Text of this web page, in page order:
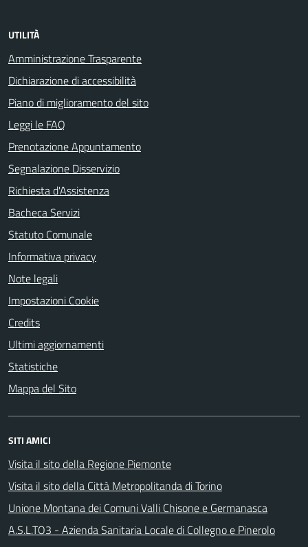
UTILITÀ
Amministrazione Trasparente
Dichiarazione di accessibilità
Piano di miglioramento del sito
Leggi le FAQ
Prenotazione Appuntamento
Segnalazione Disservizio
Richiesta d'Assistenza
Bacheca Servizi
Statuto Comunale
Informativa privacy
Note legali
Impostazioni Cookie
Credits
Ultimi aggiornamenti
Statistiche
Mappa del Sito
SITI AMICI
Visita il sito della Regione Piemonte
Visita il sito della Città Metropolitanda di Torino
Unione Montana dei Comuni Valli Chisone e Germanasca
A.S.L.TO3 - Azienda Sanitaria Locale di Collegno e Pinerolo